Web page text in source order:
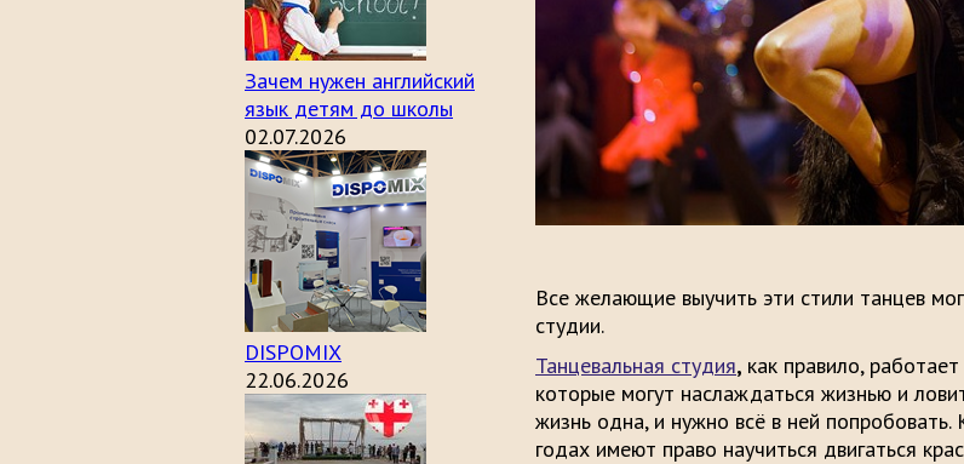
Зачем нужен английский
язык детям до школы
02.07.2026
DISPOMIX
22.06.2026
Все желающие выучить эти стили танцев
студии.
Танцевальная студия, как правило,
которые могут наслаждаться жизнью и
жизнь одна, и нужно всё в ней попробовать.
годах имеют право научиться двигаться